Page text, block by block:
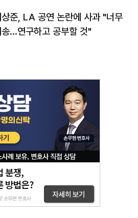
상준, LA 공연 논란에 사과 "너무
송…연구하고 공부할 것"